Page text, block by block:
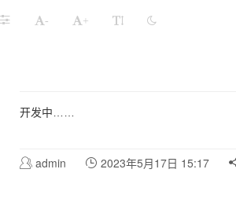
- +
开发中……
admin 2023年5月17日 15:17